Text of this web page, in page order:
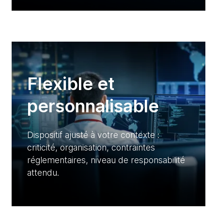
Flexible et
personnalisable
Dispositif ajusté à votre contexte :
criticité, organisation, contraintes
réglementaires, niveau de responsabilité
attendu.